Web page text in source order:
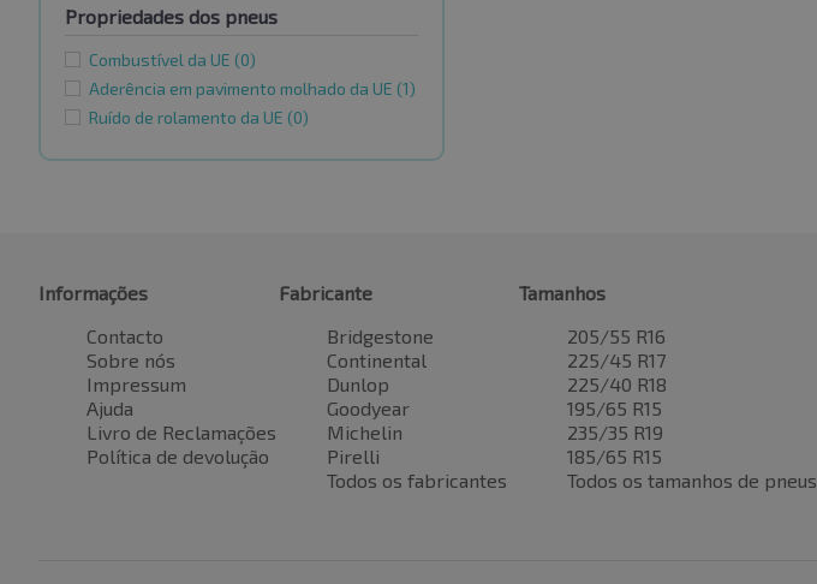
Propriedades dos pneus
Combustível da UE (0)
Aderência em pavimento molhado da UE (1)
Ruído de rolamento da UE (0)
Informações
Contacto
Sobre nós
Impressum
Ajuda
Livro de Reclamações
Política de devolução
Fabricante
Bridgestone
Continental
Dunlop
Goodyear
Michelin
Pirelli
Todos os fabricantes
Tamanhos
205/55 R16
225/45 R17
225/40 R18
195/65 R15
235/35 R19
185/65 R15
Todos os tamanhos de pneus